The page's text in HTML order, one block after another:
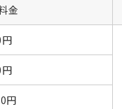
金
円